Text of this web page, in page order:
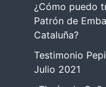
¿Cómo puedo
Patrón de
Cataluña?
Testimonio
Julio 2021